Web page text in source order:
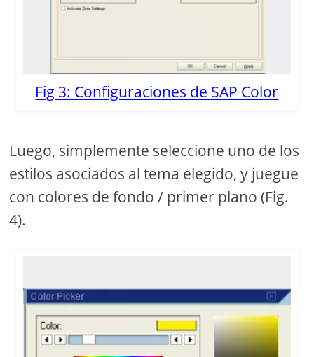
Fig 3: Configuraciones de SAP Color
Luego, simplemente seleccione uno de los
estilos asociados al tema elegido, y juegue
con colores de fondo / primer plano (Fig.
4).